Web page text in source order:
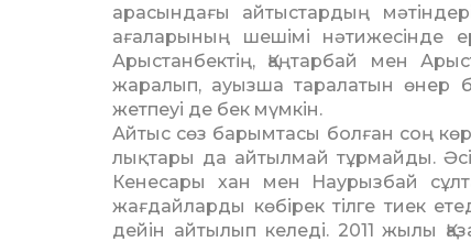
арасындағы ай­тыстардың
ағаларының шешімі нә­тижесінде
Арыстанбектің, Қаңтарбай мен
жаралып, ауызша таралатын өнер
жетпеуі де бек мүмкін.
Айтыс сөз барымтасы болған соң
лық­тары да айтылмай тұрмайды.
Кенесары хан мен Наурызбай
жағдай­лар­ды көбірек тілге тиек
дейін айтылып ке­леді. 2011 жылы